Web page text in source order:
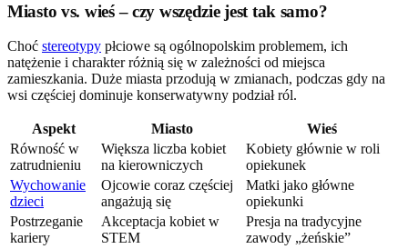
Miasto vs. wieś – czy wszędzie jest tak samo?
Choć stereotypy płciowe są ogólnopolskim problemem, ich
natężenie i charakter różnią się w zależności od miejsca
zamieszkania. Duże miasta przodują w zmianach, podczas gdy na
wsi częściej dominuje konserwatywny podział ról.
Aspekt Miasto
Wieś
Równość w
zatrudnieniu
Większa liczba kobiet
na kierowniczych
Kobiety głównie w roli
opiekunek
Wychowanie
dzieci
Ojcowie coraz częściej
angażują się
Matki jako główne
opiekunki
Postrzeganie
kariery
Akceptacja kobiet w
STEM
Presja na tradycyjne
zawody „żeńskie”